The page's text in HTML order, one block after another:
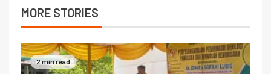
MORE STORIES
2 min read